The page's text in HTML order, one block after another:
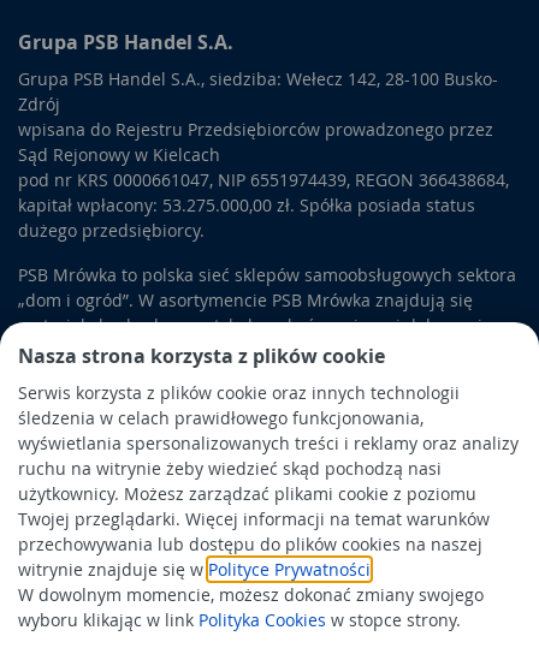
Nasza strona korzysta z plików cookie
Serwis korzysta z plików cookie oraz innych technologii
śledzenia w celach prawidłowego funkcjonowania,
wyświetlania spersonalizowanych treści i reklamy oraz analizy
ruchu na witrynie żeby wiedzieć skąd pochodzą nasi
użytkownicy. Możesz zarządzać plikami cookie z poziomu
Twojej przeglądarki. Więcej informacji na temat warunków
przechowywania lub dostępu do plików cookies na naszej
witrynie znajduje się w Polityce Prywatności
W dowolnym momencie, możesz dokonać zmiany swojego
wyboru klikając w link Polityka Cookies w stopce strony.
Grupa PSB Handel S.A.
Grupa PSB Handel S.A., siedziba: Wełecz 142, 28-100 Busko-
Zdrój
wpisana do Rejestru Przedsiębiorców prowadzonego przez
Sąd Rejonowy w Kielcach
pod nr KRS 0000661047, NIP 6551974439, REGON 366438684,
kapitał wpłacony: 53.275.000,00 zł. Spółka posiada status
dużego przedsiębiorcy.
PSB Mrówka to polska sieć sklepów samoobsługowych sektora
„dom i ogród”. W asortymencie PSB Mrówka znajdują się
materiały budowlane, artykuły wykończeniowe i dekoracyjne,
wyposażenie łazienek i kuchni, elektronarzędzia, a także
artykuły związane z ogrodem i otoczeniem domu.
Obowiązek informacyjny
Polityka prywatności
Polityka Cookies
Odbiór zużytego sprzętu
Wspierają nas: